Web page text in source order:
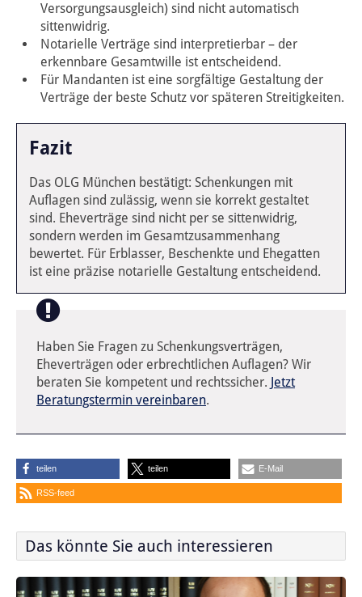
Versorgungsausgleich) sind nicht automatisch
sittenwidrig.
Notarielle Verträge sind interpretierbar – der
erkennbare Gesamtwille ist entscheidend.
Für Mandanten ist eine sorgfältige Gestaltung der
Verträge der beste Schutz vor späteren Streitigkeiten.
Fazit
Das OLG München bestätigt: Schenkungen mit
Auflagen sind zulässig, wenn sie korrekt gestaltet
sind. Eheverträge sind nicht per se sittenwidrig,
sondern werden im Gesamtzusammenhang
bewertet. Für Erblasser, Beschenkte und Ehegatten
ist eine präzise notarielle Gestaltung entscheidend.
Haben Sie Fragen zu Schenkungsverträgen,
Eheverträgen oder erbrechtlichen Auflagen? Wir
beraten Sie kompetent und rechtssicher. Jetzt
Beratungstermin vereinbaren.
teilen teilen E-Mail
RSS-feed
Das könnte Sie auch interessieren